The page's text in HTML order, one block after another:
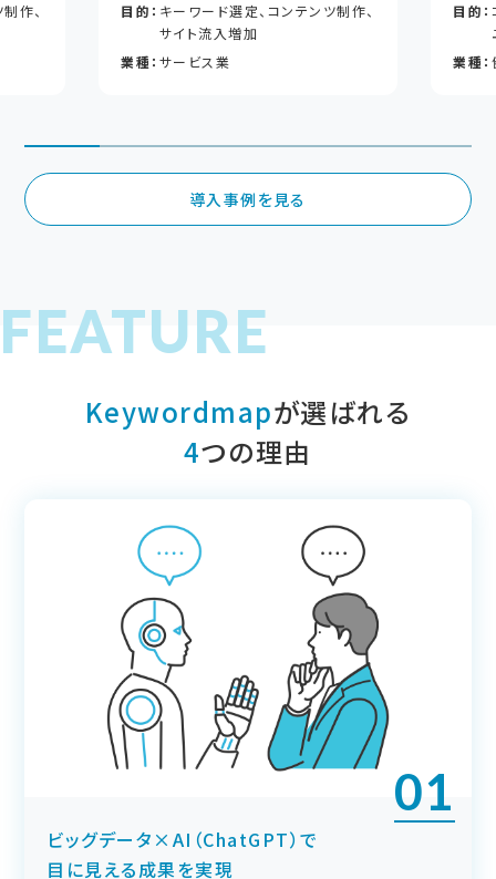
作、 目的： キーワード選定、コンテンツ制作、
サイト流入増加
業種： サービス業
目的：
業種：
導入事例を見る
Keywordmapが選ばれる
4つの理由
01
ビッグデータ×AI（ChatGPT）で
目に見える成果を実現